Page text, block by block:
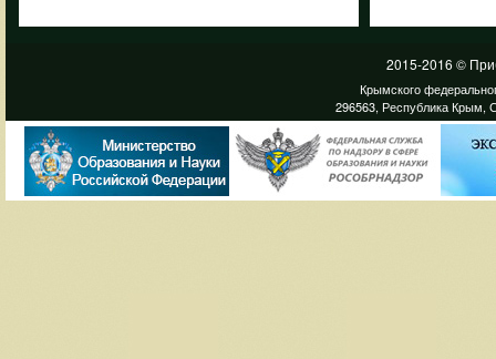
2015-2016 ©
Крымского
296563, Республика Крым,